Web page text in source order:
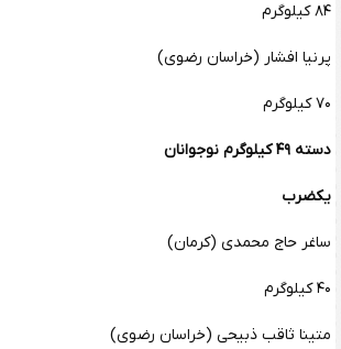
۸۴ کیلوگرم
پرنیا افشار (خراسان رضوی)
۷۰ کیلوگرم
دسته ۴۹ کیلوگرم نوجوانان
یکضرب
ساغر حاج محمدی (کرمان)
۴۰ کیلوگرم
متینا ثاقب ذبیحی (خراسان رضوی)